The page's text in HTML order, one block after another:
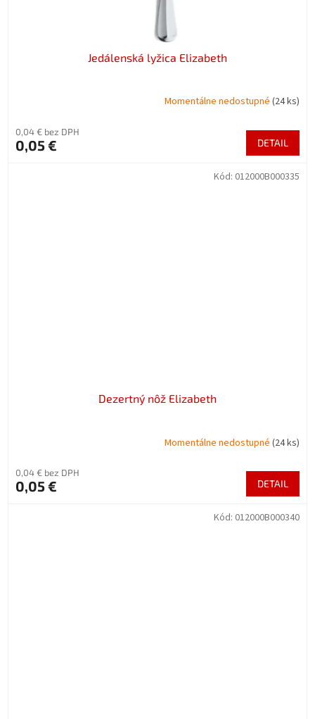
Jedálenská lyžica Elizabeth
Momentálne nedostupné (24 ks)
0,04 € bez DPH
0,05 € DETAIL
Dezertný nôž Elizabeth
Momentálne nedostupné (24 ks)
0,04 € bez DPH
0,05 € DETAIL
Kód: 012000B000335
Kód: 012000B000340